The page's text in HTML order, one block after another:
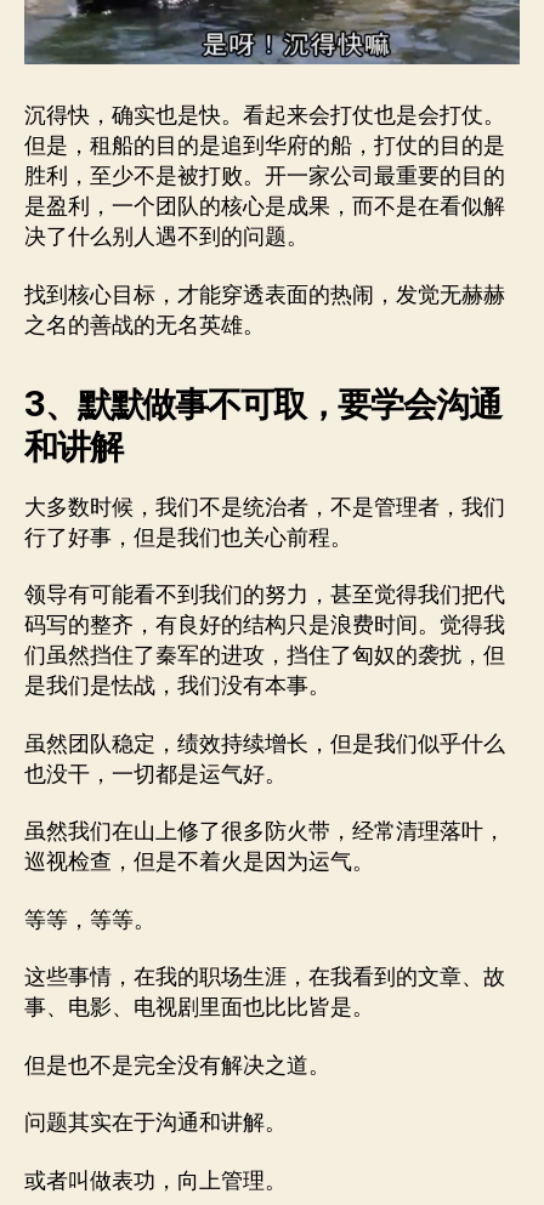
沉得快，确实也是快。看起来会打仗也是会打仗。
但是，租船的目的是追到华府的船，打仗的目的是
胜利，至少不是被打败。开一家公司最重要的目的
是盈利，一个团队的核心是成果，而不是在看似解
决了什么别人遇不到的问题。
找到核心目标，才能穿透表面的热闹，发觉无赫赫
之名的善战的无名英雄。
3、默默做事不可取，要学会沟通
和讲解
大多数时候，我们不是统治者，不是管理者，我们
行了好事，但是我们也关心前程。
领导有可能看不到我们的努力，甚至觉得我们把代
码写的整齐，有良好的结构只是浪费时间。觉得我
们虽然挡住了秦军的进攻，挡住了匈奴的袭扰，但
是我们是怯战，我们没有本事。
虽然团队稳定，绩效持续增长，但是我们似乎什么
也没干，一切都是运气好。
虽然我们在山上修了很多防火带，经常清理落叶，
巡视检查，但是不着火是因为运气。
等等，等等。
这些事情，在我的职场生涯，在我看到的文章、故
事、电影、电视剧里面也比比皆是。
但是也不是完全没有解决之道。
问题其实在于沟通和讲解。
或者叫做表功，向上管理。